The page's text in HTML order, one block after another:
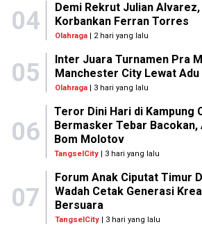
04
Demi Rekrut Julian
Korbankan Ferran Torres
Olahraga| 2 hari yang lalu
05
Inter Juara Turnamen Pra
Manchester City Lewat
Olahraga| 3 hari yang lalu
06
Teror Dini Hari di Kampung
Bermasker Tebar Bacokan,
Bom Molotov
TangselCity | 3 hari yang lalu
07
Forum Anak Ciputat Timur
Wadah Cetak Generasi
Bersuara
TangselCity| 3 hari yang lalu